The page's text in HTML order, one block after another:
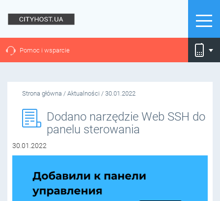
Pomoc i wsparcie
Strona główna / Aktualności / 30.01.2022
Dodano narzędzie Web SSH do
panelu sterowania
30.01.2022